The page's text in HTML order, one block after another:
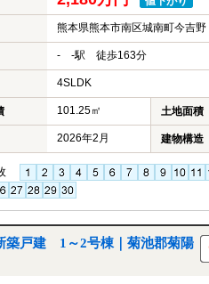
熊本県熊本市南区城南町今吉野
- -駅 徒歩163分
4SLDK
101.25㎡ 土地面積
2026年2月 建物構造
築戸建 1～2号棟｜菊池郡菊陽